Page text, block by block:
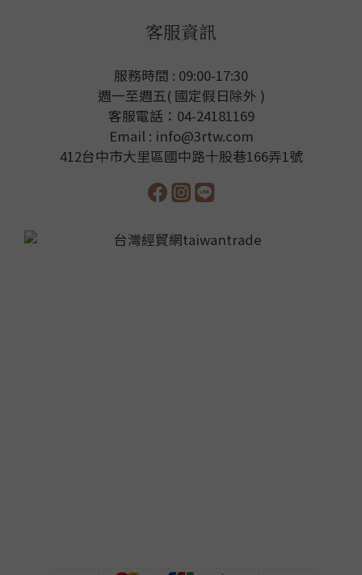
客服資訊
服務時間 : 09:00-17:30
週一至週五( 國定假日除外 )
客服電話：04-24181169
Email : info@3rtw.com
412台中市大里區國中路十股巷166弄1號